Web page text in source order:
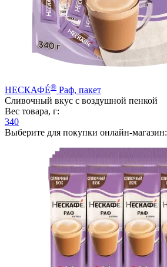
НЕСКАФÉ® Раф, пакет
Сливочный вкус с воздушной пенкой
Вес товара, г:
340
Выберите для покупки онлайн-магазин: